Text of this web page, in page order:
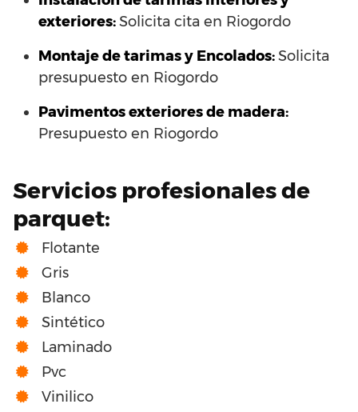
exteriores:Solicita cita en Riogordo
Montaje de tarimas y Encolados:Solicita
presupuesto en Riogordo
Pavimentos exteriores de madera:
Presupuesto en Riogordo
Servicios profesionales de
parquet:
Flotante
Gris
Blanco
Sintético
Laminado
Pvc
Vinilico